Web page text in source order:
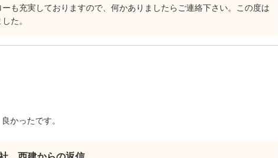
も充実しておりますので、何かありましたらご連絡下さい。この度は
た。
かったです。